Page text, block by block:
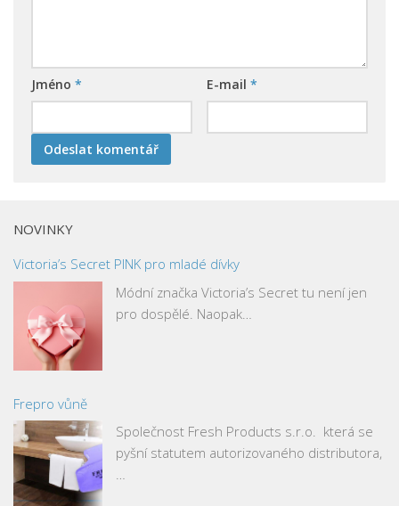
Jméno * E-mail *
NOVINKY
Victoria’s Secret PINK pro mladé dívky
Módní značka Victoria’s Secret tu není jen
pro dospělé. Naopak…
Frepro vůně
Společnost Fresh Products s.r.o. která se
pyšní statutem autorizovaného distributora,
…